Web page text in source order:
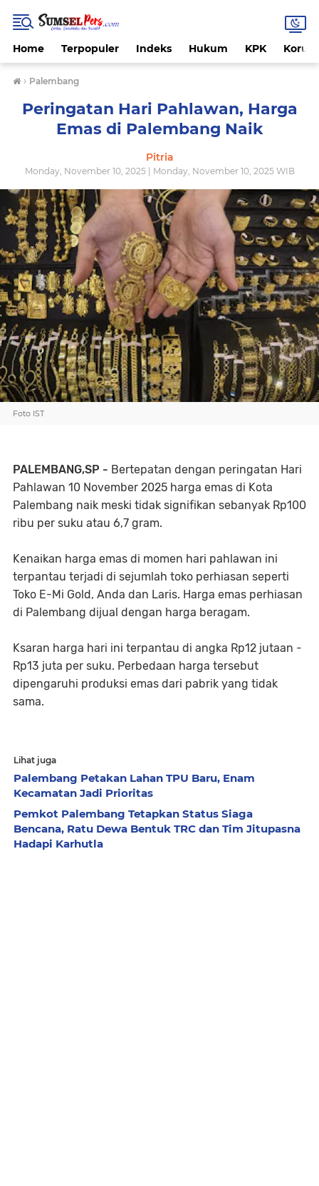
Home Terpopuler Indeks Hukum KPK
› Palembang
Peringatan Hari Pahlawan, Harga
Emas di Palembang Naik
Pitria
Monday, November 10, 2025 | Monday, November 10, 2025 WIB
Foto IST
PALEMBANG,SP - Bertepatan dengan peringatan Hari
Pahlawan 10 November 2025 harga emas di Kota
Palembang naik meski tidak signifikan sebanyak Rp100
ribu per suku atau 6,7 gram.
Kenaikan harga emas di momen hari pahlawan ini
terpantau terjadi di sejumlah toko perhiasan seperti
Toko E-Mi Gold, Anda dan Laris. Harga emas perhiasan
di Palembang dijual dengan harga beragam.
Ksaran harga hari ini terpantau di angka Rp12 jutaan -
Rp13 juta per suku. Perbedaan harga tersebut
dipengaruhi produksi emas dari pabrik yang tidak
sama.
Lihat juga
Palembang Petakan Lahan TPU Baru, Enam
Kecamatan Jadi Prioritas
Pemkot Palembang Tetapkan Status Siaga
Bencana, Ratu Dewa Bentuk TRC dan Tim Jitupasna
Hadapi Karhutla